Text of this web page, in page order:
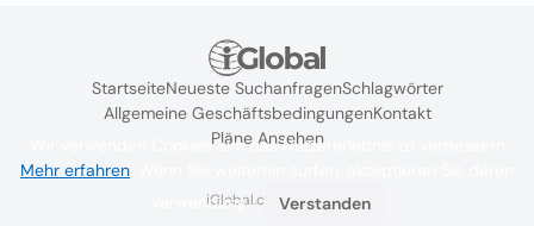
StartseiteNeueste SuchanfragenSchlagwörter
Allgemeine GeschäftsbedingungenKontakt
Pläne Ansehen
iGlobal.co @ 2024
Wir verwenden Cookies, um das Nutzererlebnis zu verbessern
Mehr erfahren
Verwendung.
Verstanden